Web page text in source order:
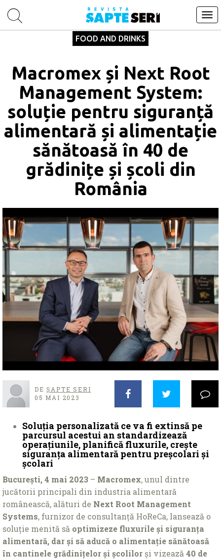
FOOD AND DRINKS
Macromex și Next Root
Management System:
soluție pentru siguranță
alimentară și alimentație
sănătoasă în 40 de
grădinițe și școli din
România
DEȘAPTE SERI
05 MAI 2023
Soluția personalizată ce va fi extinsă pe
parcursul acestui an standardizează
operațiunile, planifică fluxurile, crește
siguranța alimentară pentru preșcolari și
școlari
București, 4 mai 2023 – Macromex, unul dintre
jucătorii principali din industria alimentară
românească, alături de Next Root Management
Systems, furnizor de consultanță HoReCa, lansează o
soluție menită să optimizeze fluxurile și siguranța
alimentară, dar și să aducă o alimentație sănătoasă
în cantinele grădinițelor și școlilorși vizează 40 de